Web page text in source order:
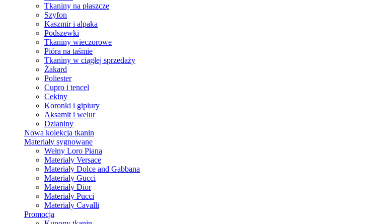
Tkaniny na płaszcze
Szyfon
Kaszmir i alpaka
Podszewki
Tkaniny wieczorowe
Pióra na taśmie
Tkaniny w ciągłej sprzedaży
Żakard
Poliester
Cupro i tencel
Cekiny
Koronki i gipiury
Aksamit i welur
Dzianiny
Nowa kolekcja tkanin
Materiały sygnowane
Wełny Loro Piana
Materiały Versace
Materiały Dolce and Gabbana
Materiały Gucci
Materiały Dior
Materiały Pucci
Materiały Cavalli
Promocja